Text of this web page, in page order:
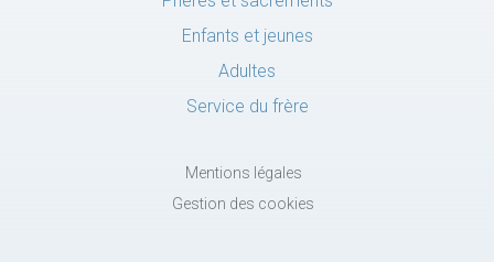
Enfants et jeunes
Adultes
Service du frère
Mentions légales
Gestion des cookies